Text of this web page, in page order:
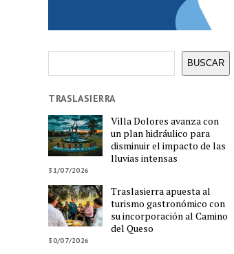
BUSCAR
TRASLASIERRA
Villa Dolores avanza con
un plan hidráulico para
disminuir el impacto de las
lluvias intensas
31/07/2026
Traslasierra apuesta al
turismo gastronómico con
su incorporación al Camino
del Queso
30/07/2026